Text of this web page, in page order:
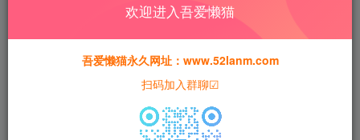
猫粮30
黄金会员猫粮15 钻石会员 免费
本站所有资源均为网络收集整理而来，仅供学习研究使用，请在下
欢迎进入吾爱懒猫
吾爱懒猫永久网址：www.52lanm.com
扫码加入群聊☑